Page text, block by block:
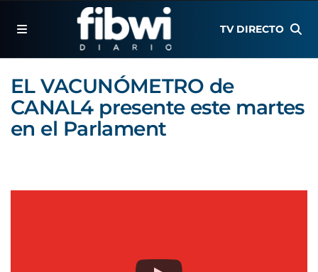
TV DIRECTO
EL VACUNÓMETRO de
CANAL4 presente este martes
en el Parlament